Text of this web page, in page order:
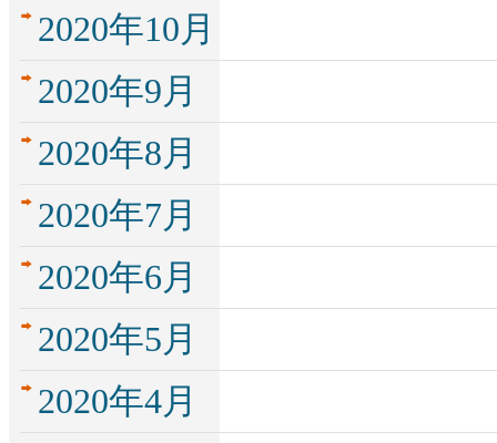
2020年10月
2020年9月
2020年8月
2020年7月
2020年6月
2020年5月
2020年4月